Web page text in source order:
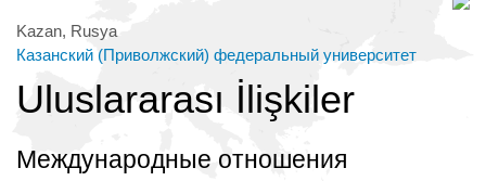
Kazan, Rusya
Казанский (Приволжский) федеральный университет
Uluslararası İlişkiler
Международные отношения